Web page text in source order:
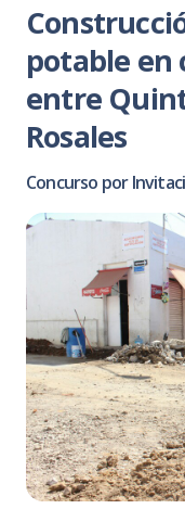
potable en
entre
Rosales
Concurso por